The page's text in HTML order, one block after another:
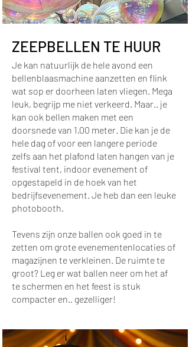
ZEEPBELLEN TE HUUR
Je kan natuurlijk de hele avond een
bellenblaasmachine aanzetten en flink
wat sop er doorheen laten vliegen. Mega
leuk, begrijp me niet verkeerd. Maar.. je
kan ook bellen maken met een
doorsnede van 1,00 meter. Die kan je de
hele dag of voor een langere periode
zelfs aan het plafond laten hangen van je
festival tent, indoor evenement of
opgestapeld in de hoek van het
bedrijfsevenement. Je heb dan een leuke
photobooth.
Tevens zijn onze ballen ook goed in te
zetten om grote evenementenlocaties of
magazijnen te verkleinen. De ruimte te
groot? Leg er wat ballen neer om het af
te schermen en het feest is stuk
compacter en.. gezelliger!